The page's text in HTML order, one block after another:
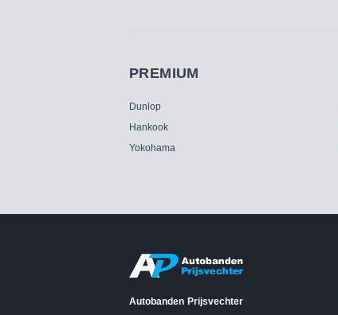
PREMIUM
Dunlop
Hankook
Yokohama
Autobanden Prijsvechter